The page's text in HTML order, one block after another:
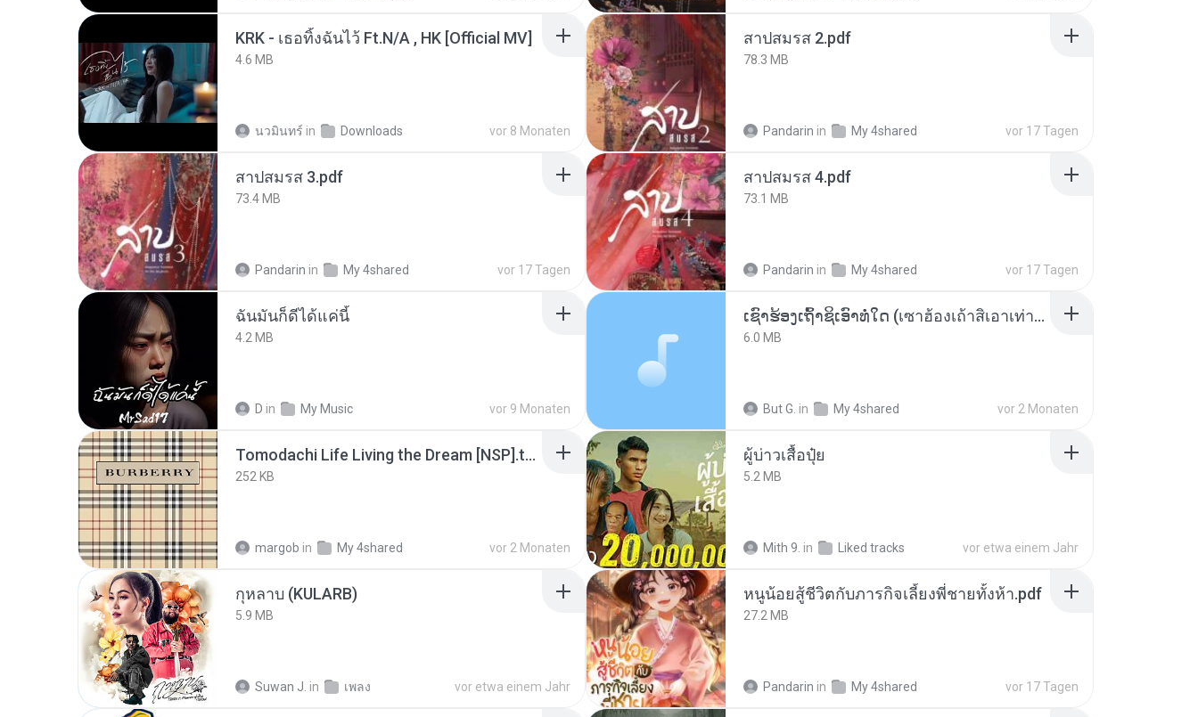
KRK - เธอทิ้งฉันไว้ Ft.N/A , HK [Official MV]
4.6 MB
นวมินทร์ in Downloads vor 8 Monaten
สาปสมรส 2.pdf
78.3 MB
Pandarin in My 4shared vor 17 Tagen
สาปสมรส 3.pdf
73.4 MB
Pandarin in My 4shared vor 17 Tagen
สาปสมรส 4.pdf
73.1 MB
Pandarin in My 4shared vor 17 Tagen
ฉันมันก็ดีได้แค่นี้
4.2 MB
D in My Music vor 9 Monaten
ເຊົາຮ້ອງເຖົ້າຊິເອົາທໍ່ໃດ (เซาฮ้องเถ้าสิเอาเท่าใด) ບຸນເກີດ ຫນູຫ່ວງ ft. ໂສພາ ຈຸນທະລາ
6.0 MB
But G. in My 4shared vor 2 Monaten
Tomodachi Life Living the Dream [NSP].torrent
252 KB
margob in My 4shared vor 2 Monaten
ผู้บ่าวเสื้อปุ๋ย
5.2 MB
Mith 9. in Liked tracks vor etwa einem Jahr
กุหลาบ (KULARB)
5.9 MB
Suwan J. in เพลง vor etwa einem Jahr
หนูน้อยสู้ชีวิตกับภารกิจเลี้ยงพี่ชายทั้งห้า.pdf
27.2 MB
Pandarin in My 4shared vor 17 Tagen